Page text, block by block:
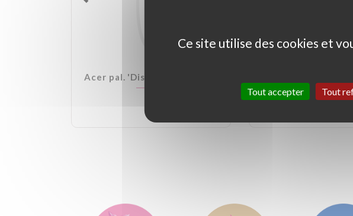
Acer pal. 'Dissectum Garnet'
Ce site utilise des cookies et
Tout accepter Tout